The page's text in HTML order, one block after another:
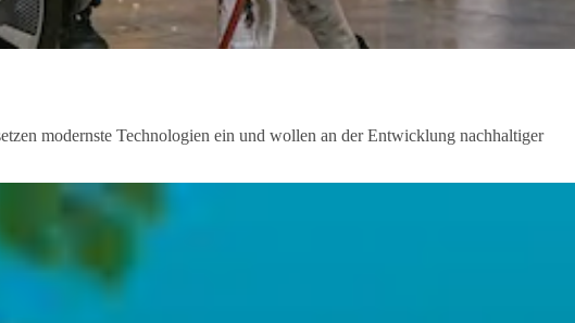
modernste Technologien ein und wollen an der Entwicklung nachhaltiger